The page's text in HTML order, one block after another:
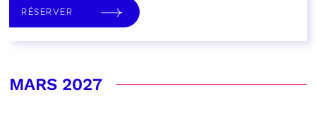
RÉSERVER
MARS 2027